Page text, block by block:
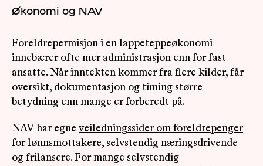
Økonomi og NAV
Foreldrepermisjon i en lappeteppeøkonomi
innebærer ofte mer administrasjon enn for fast
ansatte. Når inntekten kommer fra flere kilder, får
oversikt, dokumentasjon og timing større
betydning enn mange er forberedt på.
NAV har egne veiledningssider om foreldrepenger
for lønnsmottakere, selvstendig næringsdrivende
og frilansere. For mange selvstendig